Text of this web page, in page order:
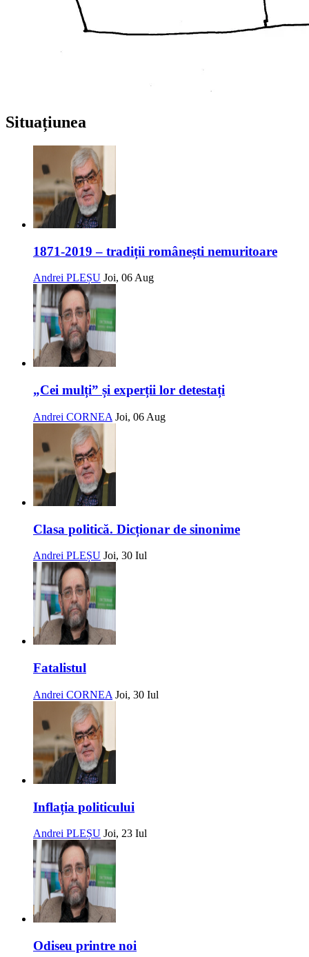
Situațiunea
1871-2019 – tradiții românești nemuritoare
Andrei PLEȘU Joi, 06 Aug
„Cei mulți” și experții lor detestați
Andrei CORNEA Joi, 06 Aug
Clasa politică. Dicționar de sinonime
Andrei PLEȘU Joi, 30 Iul
Fatalistul
Andrei CORNEA Joi, 30 Iul
Inflația politicului
Andrei PLEȘU Joi, 23 Iul
Odiseu printre noi